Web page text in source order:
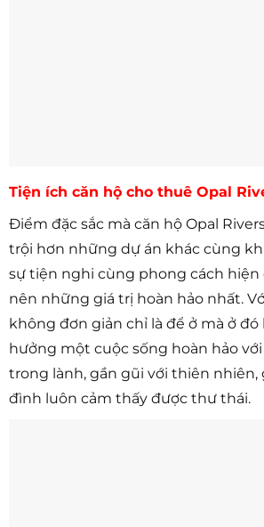
Tiện ích căn hộ cho thuê Opal
Điểm đặc sắc mà căn hộ Opal
trội hơn những dự án khác cùng
sự tiện nghi cùng phong cách hiện
nên những giá trị hoàn hảo nhất.
không đơn giản chỉ là để ở mà ở đó
hưởng một cuộc sống hoàn hảo
trong lành, gần gũi với thiên nhiên,
đình luôn cảm thấy được thư thái.